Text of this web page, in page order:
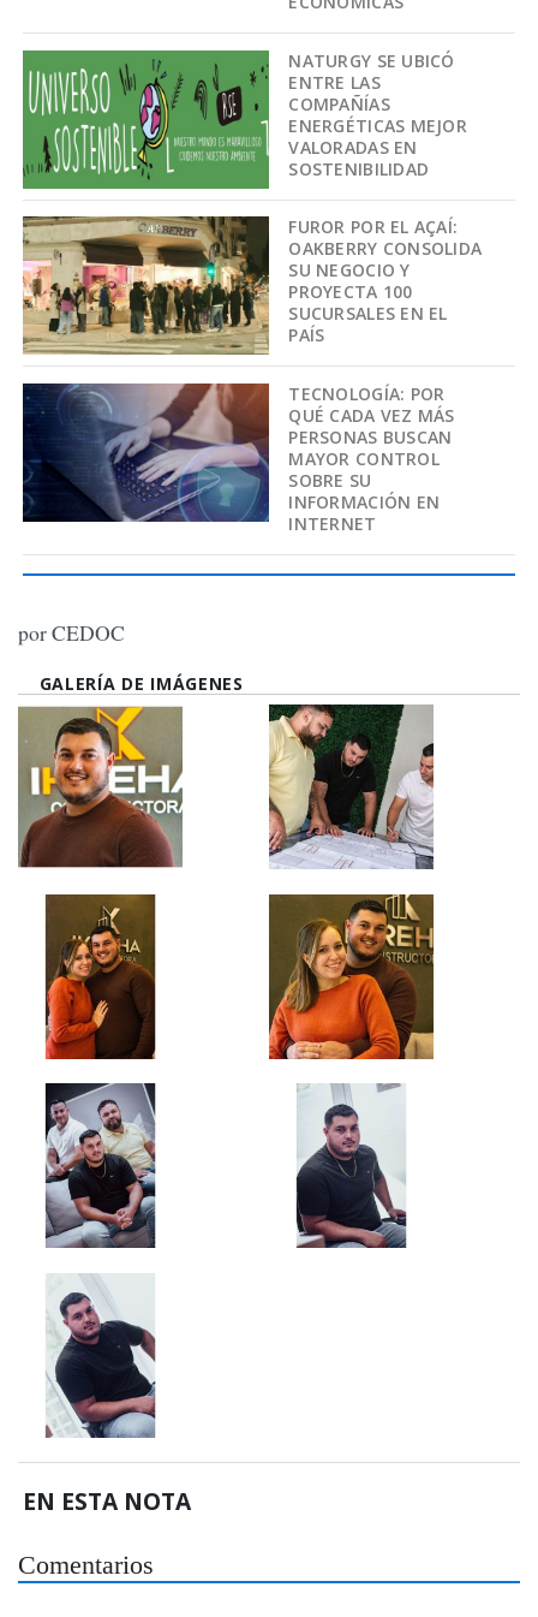
NATURGY SE UBICÓ
ENTRE LAS
COMPAÑÍAS
ENERGÉTICAS MEJOR
VALORADAS EN
SOSTENIBILIDAD
FUROR POR EL AÇAÍ:
OAKBERRY CONSOLIDA
SU NEGOCIO Y
PROYECTA 100
SUCURSALES EN EL
PAÍS
TECNOLOGÍA: POR
QUÉ CADA VEZ MÁS
PERSONAS BUSCAN
MAYOR CONTROL
SOBRE SU
INFORMACIÓN EN
INTERNET
por CEDOC
GALERÍA DE IMÁGENES
EN ESTA NOTA
Comentarios